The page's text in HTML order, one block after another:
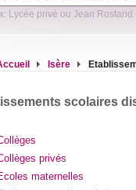
Lycée privé ou Jean Rostand
Isère
scolaires
privés
maternelles